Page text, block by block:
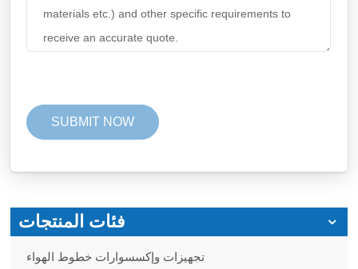
فئات المنتجات
تجهيزات وإكسسوارات خطوط الهواء